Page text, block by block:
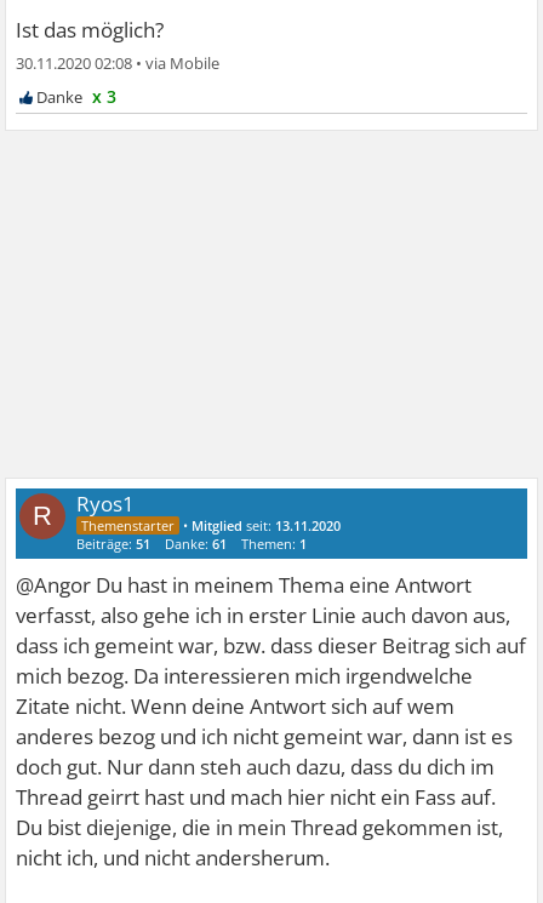
Ist das möglich?
30.11.2020 02:08 •
x 3
R Ryos1
• Mitglied seit: 13.11.2020
Beiträge:51 Danke:61 Themen: 1
@Angor Du hast in meinem Thema eine Antwort
verfasst, also gehe ich in erster Linie auch davon aus,
dass ich gemeint war, bzw. dass dieser Beitrag sich auf
mich bezog. Da interessieren mich irgendwelche
Zitate nicht. Wenn deine Antwort sich auf wem
anderes bezog und ich nicht gemeint war, dann ist es
doch gut. Nur dann steh auch dazu, dass du dich im
Thread geirrt hast und mach hier nicht ein Fass auf.
Du bist diejenige, die in mein Thread gekommen ist,
nicht ich, und nicht andersherum.